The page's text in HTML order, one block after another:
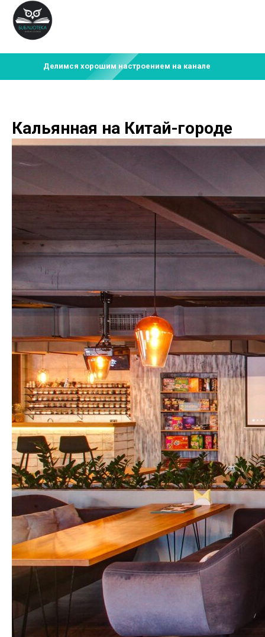
Делимся хорошим настроением на канале
Кальянная на Китай-городе